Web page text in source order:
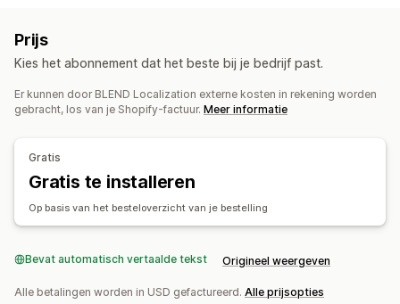
Prijs
Kies het abonnement dat het beste bij je bedrijf past.
Er kunnen door BLEND Localization externe kosten in rekening worden
gebracht, los van je Shopify-factuur. Meer informatie
Gratis
Gratis te installeren
Op basis van het besteloverzicht van je bestelling
Bevat automatisch vertaalde tekst Origineel weergeven
Alle betalingen worden in USD gefactureerd. Alle prijsopties